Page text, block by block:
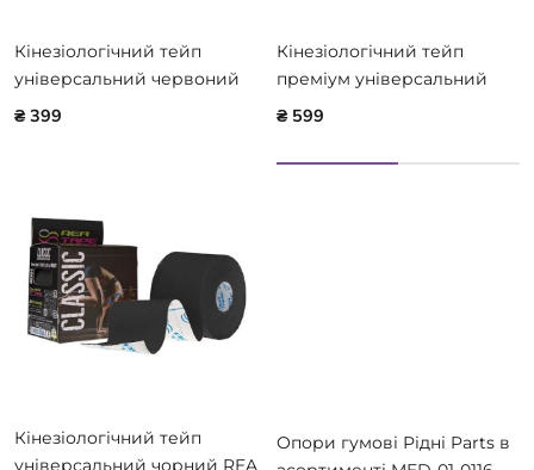
Кінезіологічний тейп
універсальний червоний
REA TAPE REA-Classic-red
₴ 399
Кінезіологічний тейп
преміум універсальний
бежевий REA TAPE REA-
₴ 599
Кінезіологічний тейп
універсальний чорний REA
Опори гумові Рідні Parts в